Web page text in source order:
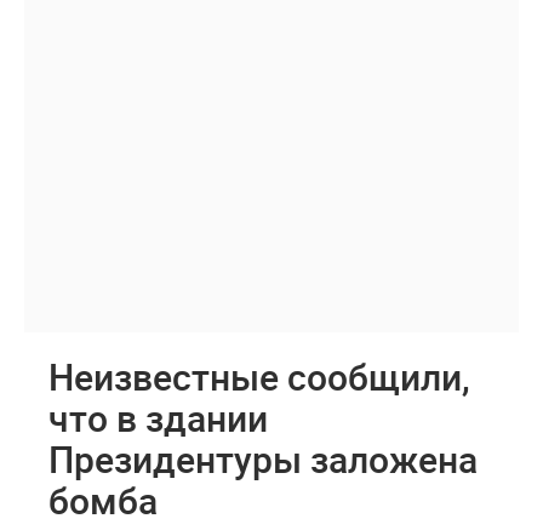
Неизвестные сообщили,
что в здании
Президентуры заложена
бомба